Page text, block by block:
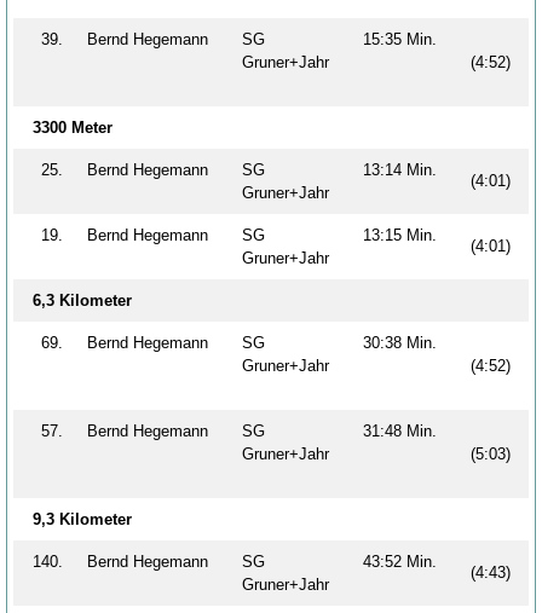
39. Bernd Hegemann
SG
Gruner+Jahr
15:35 Min.
(4:52)
3300 Meter
25. Bernd Hegemann
SG
Gruner+Jahr
13:14 Min.
(4:01)
19. Bernd Hegemann
SG
Gruner+Jahr
13:15 Min.
(4:01)
6,3 Kilometer
69. Bernd Hegemann
SG
Gruner+Jahr
30:38 Min.
(4:52)
57. Bernd Hegemann
SG
Gruner+Jahr
31:48 Min.
(5:03)
9,3 Kilometer
140. Bernd Hegemann
SG
Gruner+Jahr
43:52 Min.
(4:43)